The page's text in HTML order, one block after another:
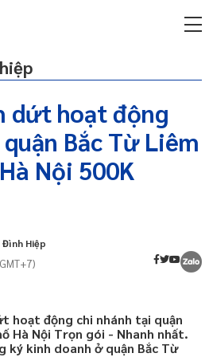
dứt hoạt động
Bắc Từ Liêm
Nội 500K
Đình Hiệp
hoạt động chi nhánh tại quận
Hà Nội Trọn gói - Nhanh nhất.
ký kinh doanh ở quận Bắc Từ
cầu, điều kiện thực hiện chấm dứt
của chi nhánh là gì?
hồ sơ chấm dứt hoạt động chi
ở đâu?